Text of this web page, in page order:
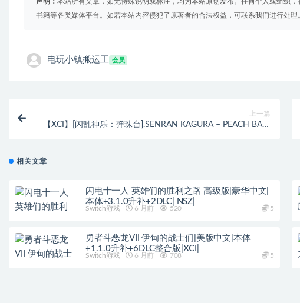
书籍等各类媒体平台。如若本站内容侵犯了原著者的合法权益，可联系我们进行处理
电玩小镇搬运工 会员
上一篇
【XCI】[闪乱神乐：弹珠台].SENRAN KAGURA – PEACH BALL
相关文章
闪电十一人 英雄们的胜利之路 高级版|豪华中文|
本体+3.1.0升补+2DLC| NSZ|
Switch游戏 6 月前 520 5
勇者斗恶龙VII 伊甸的战士们|美版中文|本体
+1.1.0升补+6DLC整合版|XCI|
Switch游戏 6 月前 708 5